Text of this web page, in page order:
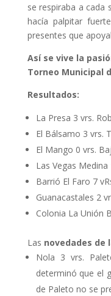
se respiraba a cada
hacía palpitar
presentes que
Así se vive la
Torneo Municipal
Resultados:
La Presa 3 vrs.
El Bálsamo 3 vrs.
El Mango 0 vrs.
Las Vegas
Barrió El Faro 7
Guanacastales 2
Colonia La Unión
Las novedades de
Nola 3 vrs.
determinó que el
de Paleto no se